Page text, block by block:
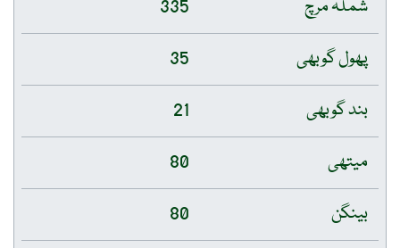
شملہ مرچ
335
پھول گوبھی
35
بند گوبھی
21
میتھی
80
بینگن
80